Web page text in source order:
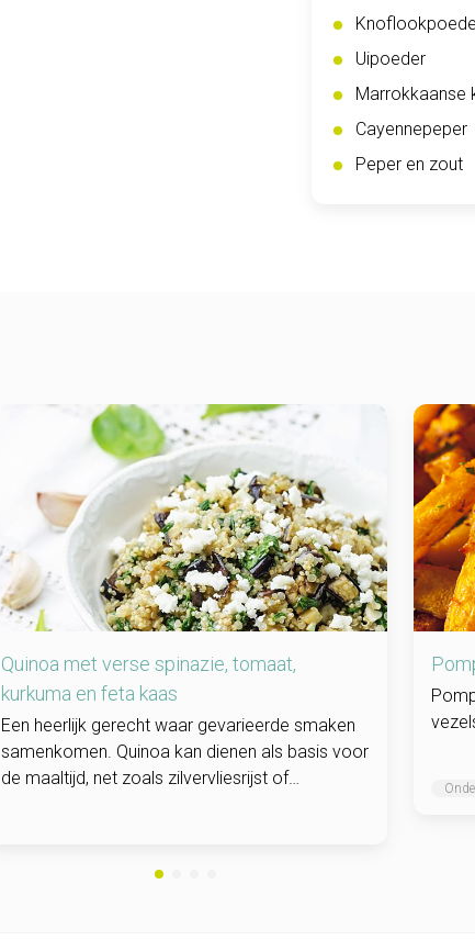
Uipoeder
Marrokkaanse
Cayennepeper
Peper en zout
Quinoa met verse spinazie, tomaat,
kurkuma en feta kaas
Een heerlijk gerecht waar gevarieerde smaken
samenkomen. Quinoa kan dienen als basis voor
de maaltijd, net zoals zilvervliesrijst of